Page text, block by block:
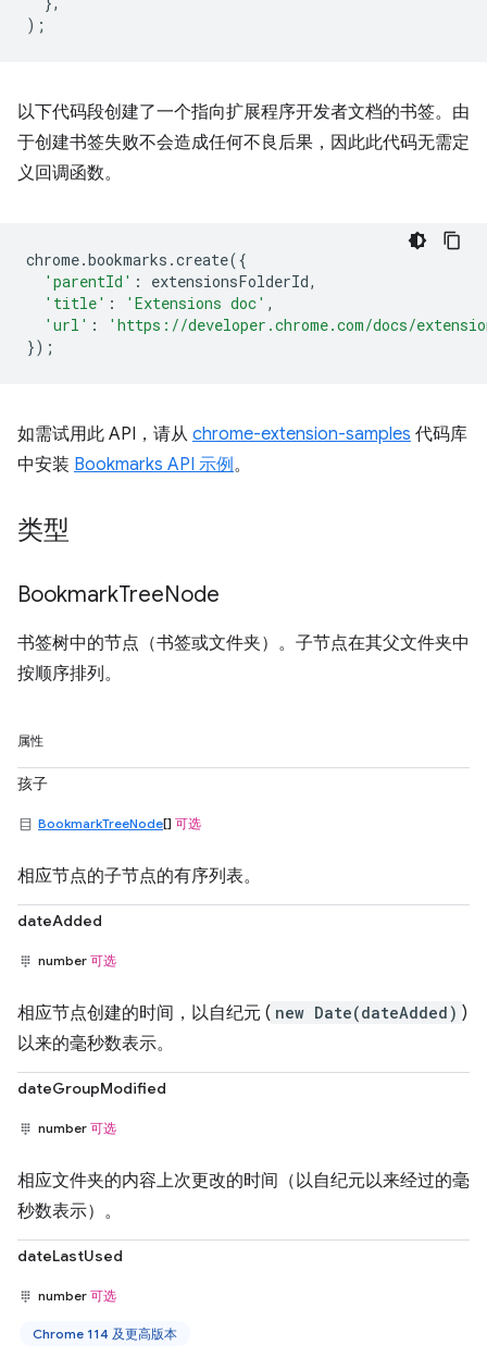
);
以下代码段创建了一个指向扩展程序开发者文档的书签。由
于创建书签失败不会造成任何不良后果，因此此代码无需定
义回调函数。
chrome.bookmarks .create({
'parentId' : extensionsFolderId,
'title' : 'Extensions doc' ,
'url' :
'https://developer.chrome.com/docs/
});
如需试用此 API，请从 chrome-extension-samples 代码库
中安装 Bookmarks API 示例。
类型
BookmarkTreeNode
书签树中的节点（书签或文件夹）。子节点在其父文件夹中
按顺序排列。
属性
孩子
BookmarkTreeNode[] 可选
相应节点的子节点的有序列表。
dateAdded
number 可选
相应节点创建的时间，以自纪元 ( new Date(dateAdded) )
以来的毫秒数表示。
dateGroupModified
number 可选
相应文件夹的内容上次更改的时间（以自纪元以来经过的毫
秒数表示）。
dateLastUsed
number 可选
Chrome 114 及更高版本